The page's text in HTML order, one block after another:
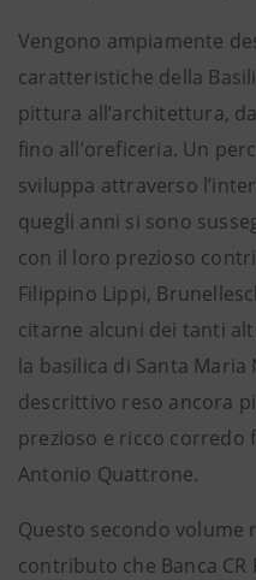
Vengono ampiamente
caratteristiche della
pittura all’architettura,
fino all’oreficeria. Un
sviluppa attraverso
quegli anni si sono
con il loro prezioso
Filippino Lippi,
citarne alcuni dei tanti
la basilica di Santa
descrittivo reso ancora
prezioso e ricco corredo
Antonio Quattrone.
Questo secondo volume
contributo che Banca CR